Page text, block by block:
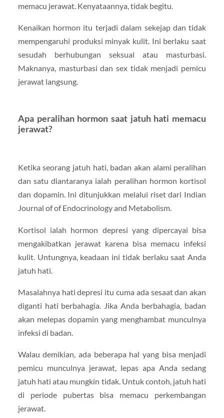
memacu jerawat. Kenyataannya, tidak begitu.
Kenaikan hormon itu terjadi dalam sekejap dan tidak
mempengaruhi produksi minyak kulit. Ini berlaku saat
sesudah berhubungan seksual atau masturbasi.
Maknanya, masturbasi dan sex tidak menjadi pemicu
jerawat langsung.
Apa peralihan hormon saat jatuh hati memacu
jerawat?
Ketika seorang jatuh hati, badan akan alami peralihan
dan satu diantaranya ialah peralihan hormon kortisol
dan dopamin. Ini ditunjukkan melalui riset dari Indian
Journal of of Endocrinology and Metabolism.
Kortisol ialah hormon depresi yang dipercayai bisa
mengakibatkan jerawat karena bisa memacu infeksi
kulit. Untungnya, keadaan ini tidak berlaku saat Anda
jatuh hati.
Masalahnya hati depresi itu cuma ada sesaat dan akan
diganti hati berbahagia. Jika Anda berbahagia, badan
akan melepas dopamin yang menghambat munculnya
infeksi di badan.
Walau demikian, ada beberapa hal yang bisa menjadi
pemicu munculnya jerawat, lepas apa Anda sedang
jatuh hati atau mungkin tidak. Untuk contoh, jatuh hati
di periode pubertas bisa memacu perkembangan
jerawat.